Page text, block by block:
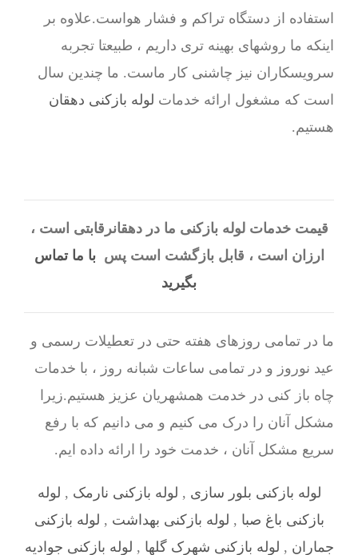
استفاده از دستگاه تراکم و فشار هواست.علاوه بر
اینکه ما روشهای بهینه تری داریم ، طبیعتا تجربه
سرویسکاران نیز چاشنی کار ماست. ما چندین سال
است که مشغول ارائه خدمات لوله بازکنی دهقان
هستیم.
قیمت خدمات لوله بازکنی ما در دهقانرقابتی است ،
ارزان است ، قابل بازگشت است پسبا ما تماس
بگیرید
ما در تمامی روزهای هفته حتی در تعطیلات رسمی و
عید نوروز و در تمامی ساعات شبانه روز ، با خدمات
چاه باز کنی در خدمت همشهریان عزیز هستیم.زیرا
مشکل آنان را درک می کنیم و می دانیم که با رفع
سریع مشکل آنان ، خدمت خود را ارائه داده ایم.
لوله بازکنی بلور سازی , لوله بازکنی نارمک , لوله
بازکنی باغ صبا , لوله بازکنی بهداشت , لوله بازکنی
جماران , لوله بازکنی شهرک گلها , لوله بازکنی جوادیه